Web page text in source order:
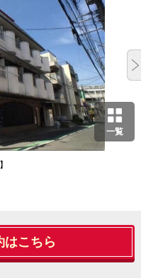
一覧
はこちら